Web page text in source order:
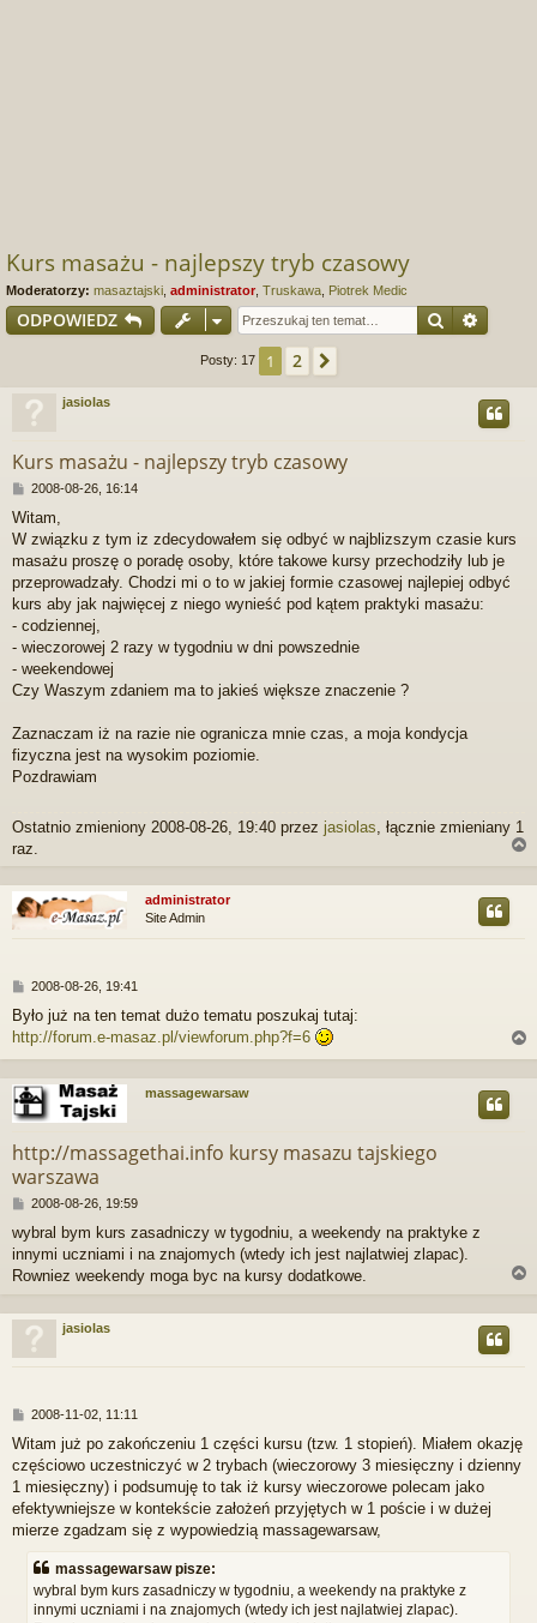
Kurs masażu - najlepszy tryb czasowy
Moderatorzy: masaztajski administrator Truskawa Piotrek Medic
ODPOWIEDZ Szukaj
Posty: 17 1 2
jasiolas
Kurs masażu - najlepszy tryb czasowy
P
s
t
2008-08-26, 16:14
Witam,
W związku z tym iz zdecydowałem się odbyć w najblizszym czasie kurs
masażu proszę o poradę osoby, które takowe kursy przechodziły lub je
przeprowadzały. Chodzi mi o to w jakiej formie czasowej najlepiej odbyć
kurs aby jak najwięcej z niego wynieść pod kątem praktyki masażu:
- codziennej,
- wieczorowej 2 razy w tygodniu w dni powszednie
- weekendowej
Czy Waszym zdaniem ma to jakieś większe znaczenie ?
Zaznaczam iż na razie nie ogranicza mnie czas, a moja kondycja
fizyczna jest na wysokim poziomie.
Pozdrawiam
Ostatnio zmieniony 2008-08-26, 19:40 przez jasiolas, łącznie zmieniany 1
raz.
g
administrator
Site Admin
P
s
t
2008-08-26, 19:41
Było już na ten temat dużo tematu poszukaj tutaj:
http://forum.e-masaz.pl/viewforum.php?f=6
a
massagewarsaw
http://massagethai.info kursy masazu tajskiego
warszawa
P
s
t
2008-08-26, 19:59
wybral bym kurs zasadniczy w tygodniu, a weekendy na praktyke z
innymi uczniami i na znajomych (wtedy ich jest najlatwiej zlapac).
Rowniez weekendy moga byc na kursy dodatkowe.
g
jasiolas
P
s
t
2008-11-02, 11:11
Witam już po zakończeniu 1 części kursu (tzw. 1 stopień). Miałem okazję
częściowo uczestniczyć w 2 trybach (wieczorowy 3 miesięczny i dzienny
1 miesięczny) i podsumuję to tak iż kursy wieczorowe polecam jako
efektywniejsze w kontekście założeń przyjętych w 1 poście i w dużej
mierze zgadzam się z wypowiedzią massagewarsaw,
massagewarsaw pisze:
wybral bym kurs zasadniczy w tygodniu, a weekendy na praktyke z
innymi uczniami i na znajomych (wtedy ich jest najlatwiej zlapac).